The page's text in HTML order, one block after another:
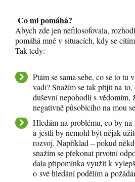
Co mi pomáhá?
Abych zde jen nefilosofovala,
pomáhá mně v situacích, kdy se
Tak tedy:
Ptám se sama sebe, co se to tu
vadí? Snažím se tak přijít na to,
duševní nepohodlí s vědomím,
negativně působícího na mou
Hledám na problému, co by
a jestli by nemohl být nějak
rozvoj. Například – pokud
snažím se překonat prvotní
dala připomínka využít k
o své hledání podělím a